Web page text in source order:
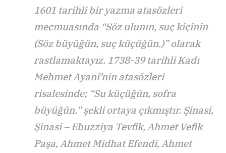
1601 tarihli bir yazma atasözleri
mecmuasında “Söz ulunın, suç kiçinin
(Söz büyüğün, suç küçüğün.)” olarak
rastlamaktayız. 1738-39 tarihli Kadı
Mehmet Ayanî’nin atasözleri
risalesinde; “Su küçüğün, sofra
büyüğün.” şekli ortaya çıkmıştır. Şinasi,
Şinasi – Ebuzziya Tevfik, Ahmet Vefik
Paşa, Ahmet Midhat Efendi, Ahmet